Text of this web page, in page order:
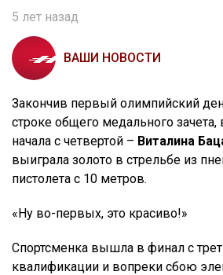
5 лет назад
ВАШИ НОВОСТИ
Закончив первый олимпийский
строке общего медального
начала с четвертой – Виталина
выиграла золото в стрельбе из
пистолета с 10 метров.
«Ну во-первых, это красиво!»
Спортсменка вышла в финал с
квалификации и вопреки сбою